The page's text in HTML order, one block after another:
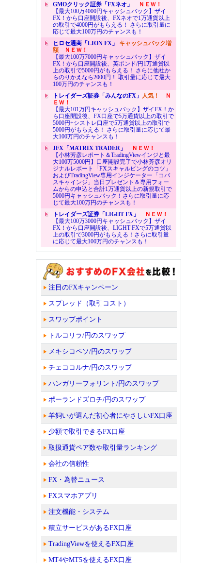
GMOクリック証券「FXネオ」
ＮＥＷ！
【最大100万4000円キャッシュバック】ザイ
FX！から口座開設後、FXネオで1万通貨以上
の取引で4000円がもらえる！ さらに取引量に
応じて最大100万円のチャンスも！
ヒロセ通商「LION FX」 キャッシュバック増
額ＮＥＷ！
【最大100万7000円キャッシュバック】ザイ
FX！から口座開設後、英ポンド/円1万通貨以
上の取引で5000円がもらえる！ さらに他社か
らのりかえなら2000円！ 取引量に応じて最大
100万円のチャンスも！
トレイダーズ証券「みんなのFX」 人気！
Ｎ
ＥＷ！
【最大101万円キャッシュバック】ザイFX！か
ら口座開設後、FX口座で5万通貨以上の取引で
5000円+シストレ口座で5万通貨以上の取引で
5000円がもらえる！ さらに取引量に応じて最
大100万円のチャンスも！
JFX「MATRIX TRADER」
ＮＥＷ！
【小林芳彦レポート＆TradingViewインジと最
大100万5000円】口座開設完了で小林芳彦オリ
ジナルレポート「FXスキャルピングのコツ」
およびTradingView専用インジケーター「コバ
スキャインジ」当日プレゼント＆専用フォー
ムからの申込と合計1万通貨以上の新規取引で
5000円キャッシュバック！さらに取引量に応
じて最大100万円のチャンスも！
トレイダーズ証券「LIGHT FX」
ＮＥＷ！
【最大100万3000円キャッシュバック】ザイ
FX！から口座開設後、LIGHT FXで5万通貨以
上の取引で3000円がもらえる！さらに取引量
に応じて最大100万円のチャンスも！
注目のFXキャンペーン
スプレッド（取引コスト）
スワップポイント
トルコリラ/円のスワップ
メキシコペソ/円のスワップ
チェココルナ/円のスワップ
ハンガリーフォリント/円のスワップ
ポーランドズロチ/円のスワップ
羊飼いが選んだ初心者にやさしいFX口座
少額で取引できるFX口座
取扱通貨ペア数や取引量ランキング
会社の信頼性
FX・為替ニュース
FXスマホアプリ
注文機能・システム
積立サービスがあるFX口座
TradingViewを使えるFX口座
MT4やMT5を使えるFX口座